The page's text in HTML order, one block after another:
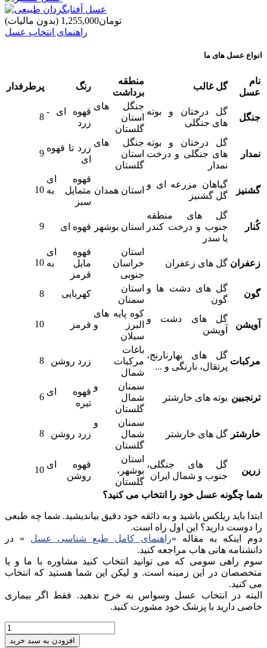
‎تومان1,255,000
(بدون مالیات)
راهنمای انتخاب عسل
انواع عسل های ما
نام
عسل
گل غالب
منطقه
برداشت
رنگ پرطرفدار
جنگل
گل درختان و بوته
های جنگلی
جنگل های
استان
گلستان
قهوه ای -
زرد
8
نمدار
گل درختان و بوته
های جنگلی و درخت
نمدار
جنگل های
استان
گلستان
زرد تا قهوه
ای
9
گشنیز
گیاهان مزرعه ای و
گل گشنیز
استان همدان
قهوه ای
متمایل به
سبز
10
کُنار
گل های منطقه
جنوب و درخت کندر
یا سدر
استان بوشهر قهوه ای 9
زعفران گل های زعفران
استان
خراسان
جنوبی
قهوه ای
مایل به
قرمز
10
گون
گل های دشت ها و
گون
استان
سمنان
کهربایی 8
آویشن
گل های دشت و
آویشن
کوه پایه های
البرز و
سبلان
قرمز 10
مرکبات
گل های بهارنارنج،
پرتقال، نارنگی و ...
باغات
مرکبات
شمال
زرد روشن 8
ترنجبین بوته های خارشتر
سمنان و
شمال
گلستان
قهوه ای
تیره
6
خارشتر گل های خارشتر
سمنان و
شمال
گلستان
زرد روشن 8
زرین
گل های جنگلی،
جنوب و شمال ایران
استان
بوشهر،
گلستان
قهوه ای
روشن
10
شما چگونه عسل خود را انتخاب می کنید؟
ابتدا باید ریلکس باشید و به ذائقه خود دقیق بیاندیشید. شما چه طبعی
را دوست دارید؟ این اول راه است.
دوم اینکه به مقاله «راهنمای کامل طبع شناسی عسل » در
دانشنامه هانی هاب مراجعه کنید.
سوم راهی سومی که می توانید انتخاب کنید مشاوره با ما و یا
متخصصان در این زمینه است. و لیکن این شما هستید که انتخاب
می کنید.
البته در انتخاب عسل وسواس به خرج ندهید. فقط اگر بیماری
خاصی دارید با پزشک خود مشورت کنید.
افزودن به سبد خرید